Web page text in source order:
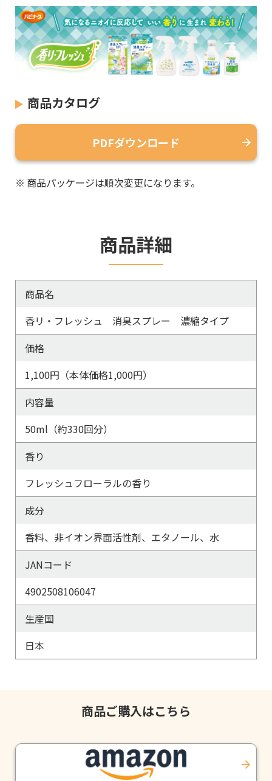
商品カタログ
PDFダウンロード
※ 商品パッケージは順次変更になります。
商品詳細
商品名
香リ・フレッシュ 消臭スプレー 濃縮タイプ
価格
1,100円（本体価格1,000円）
内容量
50ml（約330回分）
香り
フレッシュフローラルの香り
成分
香料、非イオン界面活性剤、エタノール、水
JANコード
4902508106047
生産国
日本
商品ご購入はこちら